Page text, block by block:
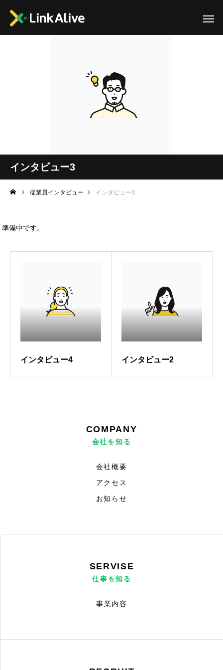
HOME
インタビュー3
従業員インタビュー インタビュー3
準備中です。
インタビュー4 インタビュー2
COMPANY
会社を知る
会社概要
アクセス
お知らせ
SERVISE
仕事を知る
事業内容